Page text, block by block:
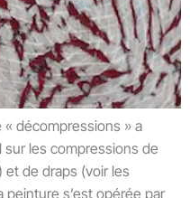
« décompressions » a
sur les compressions de
et de draps (voir les
peinture s’est opérée par